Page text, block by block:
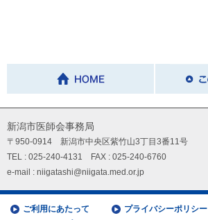
新潟市医師会事務局
〒950-0914 新潟市中央区紫竹山3丁目3番11号
TEL : 025-240-4131 FAX : 025-240-6760
e-mail : niigatashi@niigata.med.or.jp
ご利用にあたって
プライバシーポリシー